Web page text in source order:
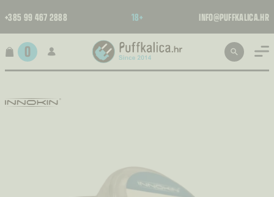
+385 99 467 2888 18+ INFO@PUFFKALICA.HR
0